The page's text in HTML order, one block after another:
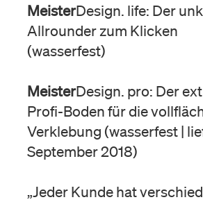
MeisterDesign. life: Der
Allrounder zum Klicken
MeisterDesign. pro: Der
Profi-Boden für die
Verklebung (wasserfest |
September 2018)
„Jeder Kunde hat